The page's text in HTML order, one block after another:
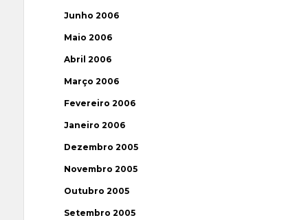
Junho 2006
Maio 2006
Abril 2006
Março 2006
Fevereiro 2006
Janeiro 2006
Dezembro 2005
Novembro 2005
Outubro 2005
Setembro 2005